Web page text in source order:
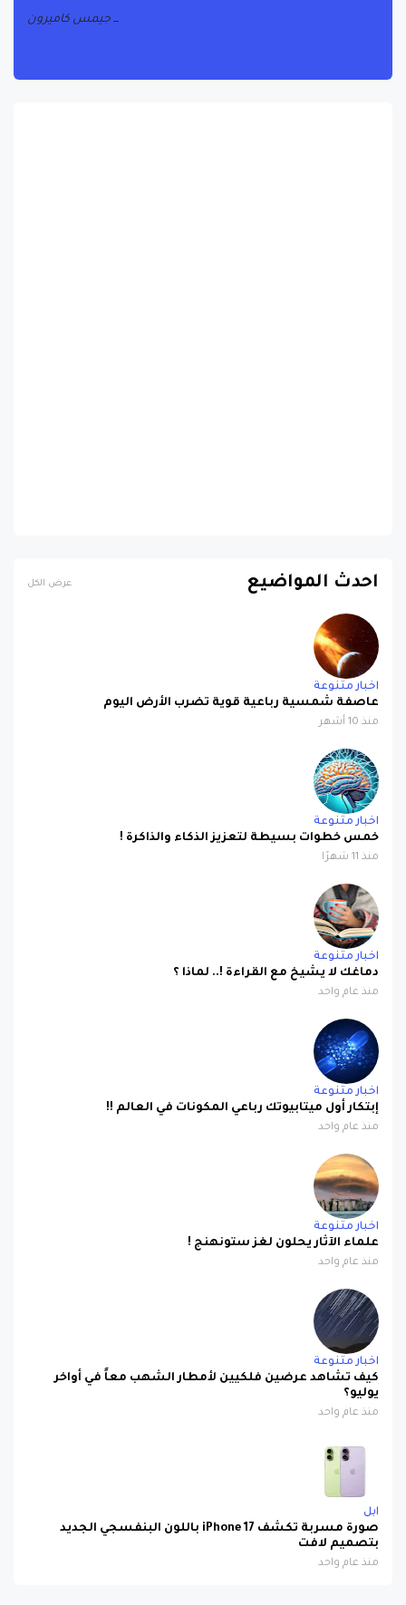
جيمس كاميرون
احدث المواضيع عرض الكل
اخبار متنوعة
عاصفة شمسية رباعية قوية تضرب الأرض اليوم
منذ 10 أشهر
اخبار متنوعة
خمس خطوات بسيطة لتعزيز الذكاء والذاكرة !
منذ 11 شهرًا
اخبار متنوعة
دماغك لا يشيخ مع القراءة !.. لماذا ؟
منذ عام واحد
اخبار متنوعة
إبتكار أول ميتابيوتك رباعي المكونات في العالم !!
منذ عام واحد
اخبار متنوعة
علماء الآثار يحلون لغز ستونهنج !
منذ عام واحد
اخبار متنوعة
كيف تشاهد عرضين فلكيين لأمطار الشهب معاً في أواخر
يوليو؟
منذ عام واحد
ابل
صورة مسربة تكشف iPhone 17 باللون البنفسجي الجديد
بتصميم لافت
منذ عام واحد